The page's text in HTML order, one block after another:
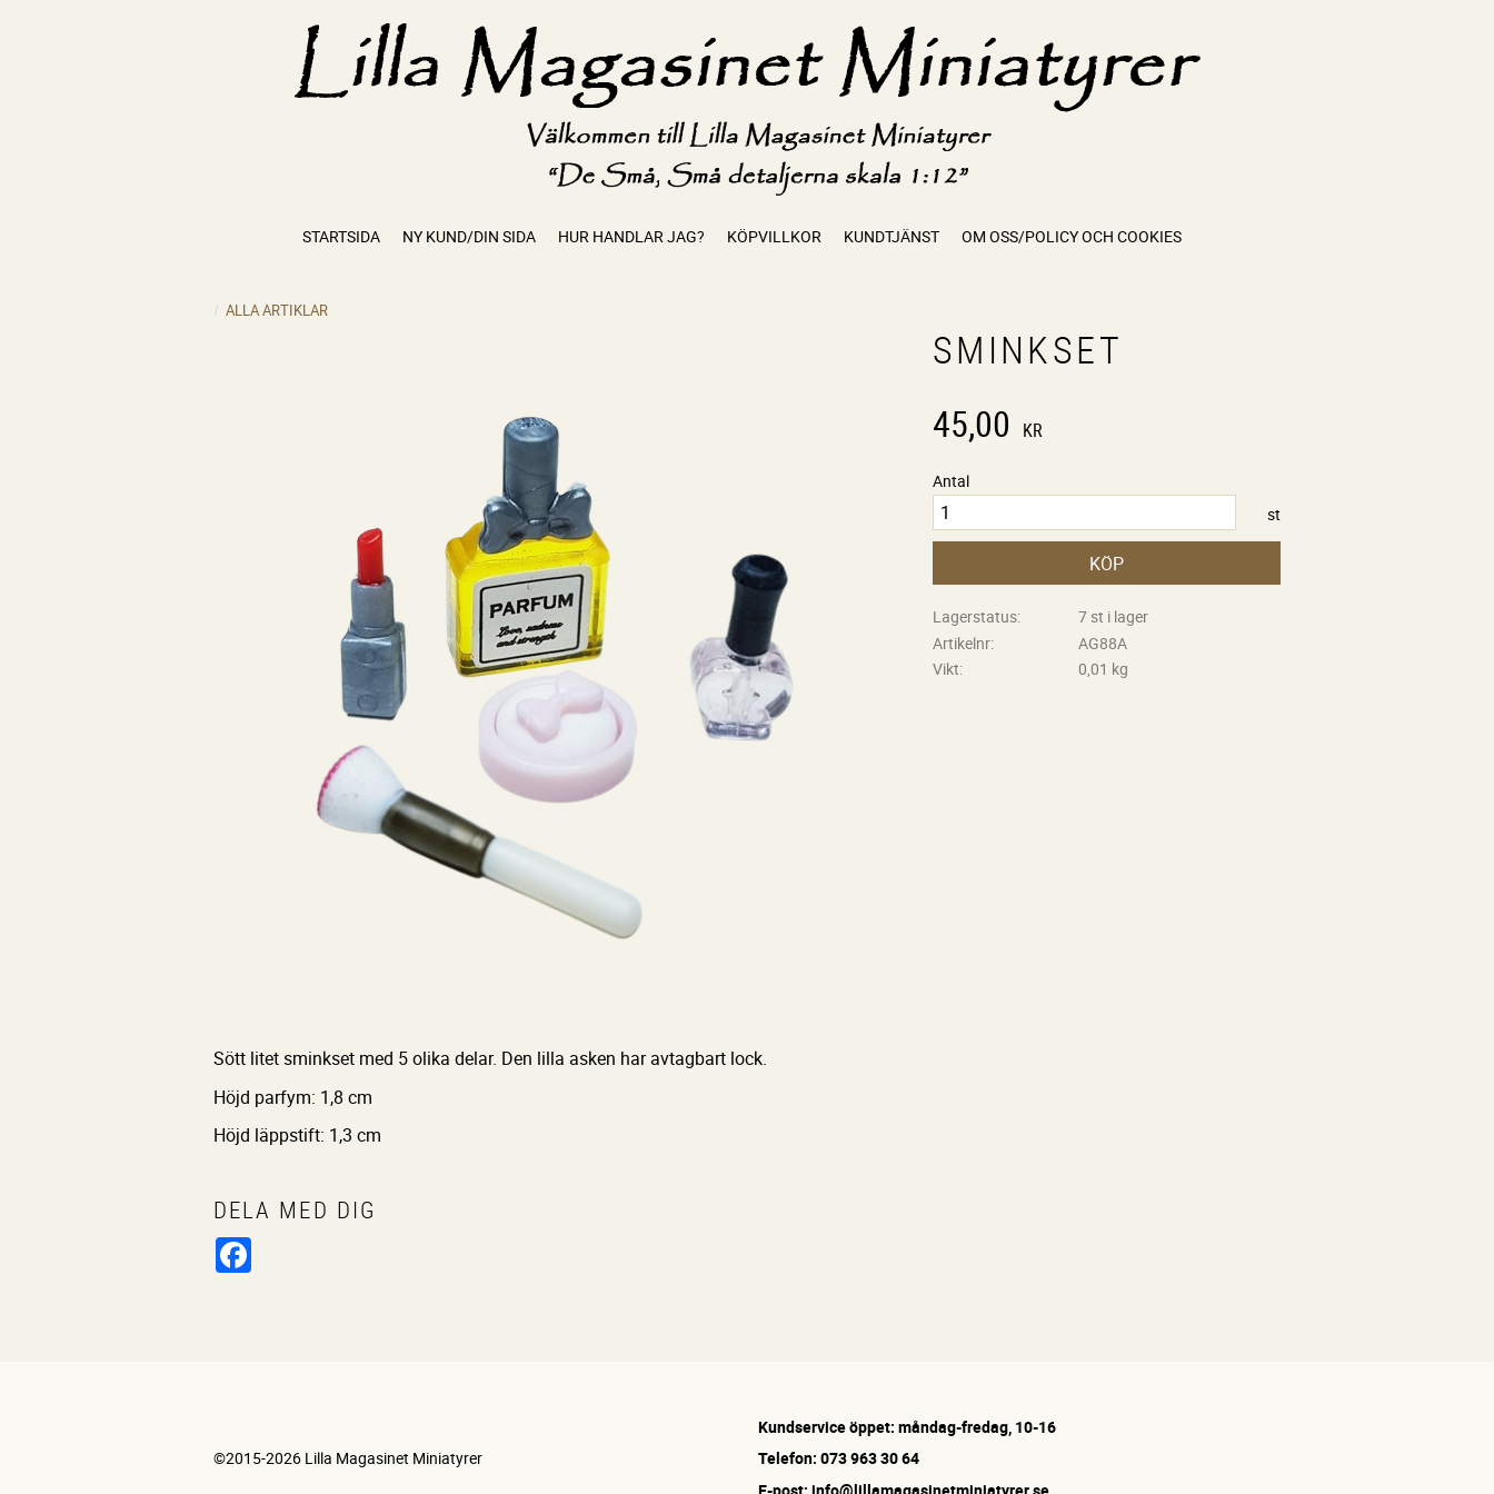
STARTSIDA NY KUND/DIN SIDA HUR HANDLAR JAG? KÖPVILLKOR KUNDTJÄNST OM OSS/POLICY OCH COOKIES
ALLA ARTIKLAR
SMINKSET
45,00 KR
Antal
st
KÖP
Lagerstatus
7 st i lager
Artikelnr
AG88A
Vikt
0,01 kg
Sött litet sminkset med 5 olika delar. Den lilla asken har avtagbart lock.
Höjd parfym: 1,8 cm
Höjd läppstift: 1,3 cm
DELA MED DIG
©2015-2026 Lilla Magasinet Miniatyrer
Kundservice öppet: måndag-fredag, 10-16
Telefon: 073 963 30 64